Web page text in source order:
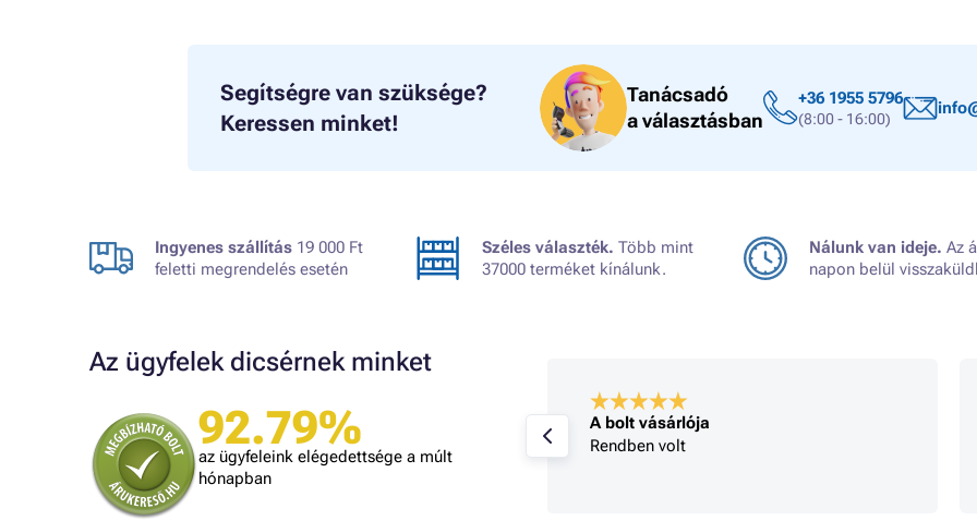
Segítségre van szüksége?
Keressen minket!
Tanácsadó
a választásban
+36 1955 5796
(8:00 - 16:00)
Ingyenes szállítás 19 000 Ft
feletti megrendelés esetén
Széles választék. Több mint
37000 terméket kínálunk.
Nálunk van ideje. Az
napon belül
Az ügyfelek dicsérnek minket
92.79%
az ügyfeleink elégedettsége a múlt
hónapban
A bolt vásárlója
Minden úgy történt ahogyan ígérték.
gy kéne minden kereskedőnek dolgozni.
A bolt vásárlója
Rendben volt